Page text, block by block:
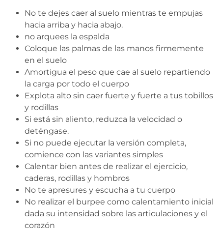
No te dejes caer al suelo mientras te empujas
hacia arriba y hacia abajo.
no arquees la espalda
Coloque las palmas de las manos firmemente
en el suelo
Amortigua el peso que cae al suelo repartiendo
la carga por todo el cuerpo
Explota alto sin caer fuerte y fuerte a tus tobillos
y rodillas
Si está sin aliento, reduzca la velocidad o
deténgase.
Si no puede ejecutar la versión completa,
comience con las variantes simples
Calentar bien antes de realizar el ejercicio,
caderas, rodillas y hombros
No te apresures y escucha a tu cuerpo
No realizar el burpee como calentamiento inicial
dada su intensidad sobre las articulaciones y el
corazón